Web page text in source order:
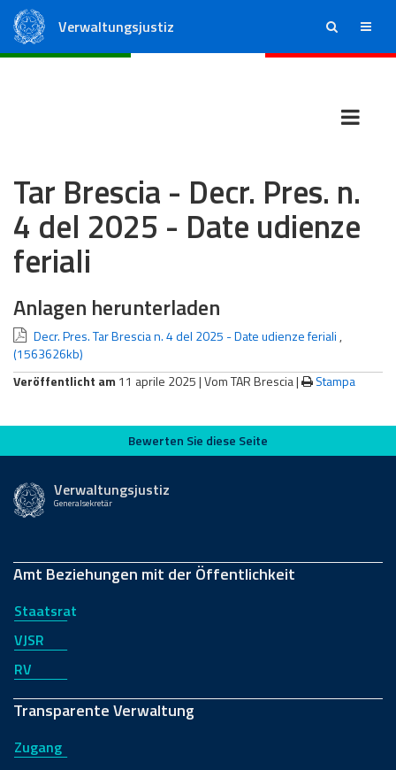
Verwaltungsjustiz ricerca menu
Tar Brescia - Decr. Pres. n.
4 del 2025 - Date udienze
feriali
Anlagen herunterladen
Decr. Pres. Tar Brescia n. 4 del 2025 - Date udienze feriali ,
(1563626kb)
Veröffentlicht am 11 aprile 2025 |Vom TAR Brescia| Stampa
Bewerten Sie diese Seite
Bewerten Sie diese Seite
Verwaltungsjustiz
Generalsekretär
Amt Beziehungen mit der Öffentlichkeit
Staatsrat
VJSR
RV
Transparente Verwaltung
Zugang